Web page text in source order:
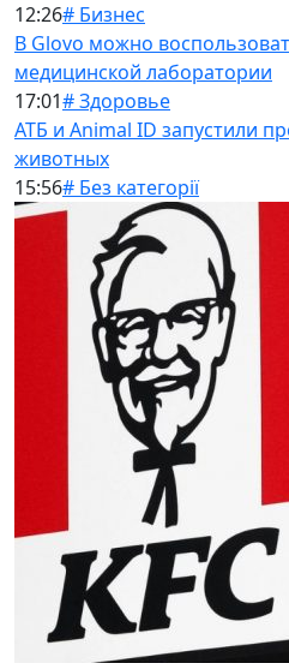
12:26# Бизнес
В Glovo можно
медицинской лаборатории
17:01# Здоровье
АТБ и Animal ID запустили
животных
15:56# Без категорії